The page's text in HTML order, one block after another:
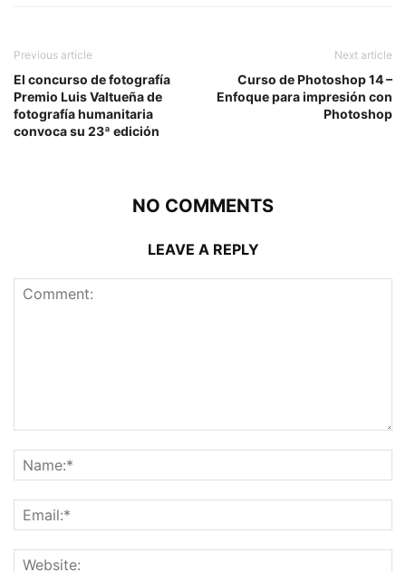
Previous article
El concurso de fotografía
Premio Luis Valtueña de
fotografía humanitaria
convoca su 23ª edición
Next article
Curso de Photoshop 14 –
Enfoque para impresión con
Photoshop
NO COMMENTS
LEAVE A REPLY